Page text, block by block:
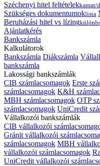
Széchenyi hitel feltételekkamat/
Szükséges dokumentumoklista
Beruházási hitel vs lízing
Ajánlatkérés
Bankszámla
Kalkulátorok
Bankszámla Diákszámla
bankszámla
Lakossági bankszámlák
CIB számlacsomagok Erste
számlacsomagok K&H
MBH számlacsomagok OTP
számlacsomagok UniCredit
Vállalkozói bankszámlák
CIB vállalkozói
Gránit vállalkozói
számlacsomagok MBH
vállalkozói számlacsomagok
UniCredit vállalkozói